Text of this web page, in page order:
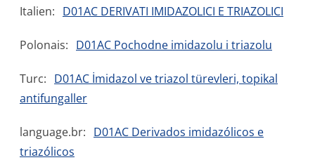
Italien: D01AC DERIVATI IMIDAZOLICI E TRIAZOLICI
Polonais: D01AC Pochodne imidazolu i triazolu
Turc: D01AC İmidazol ve triazol türevleri, topikal
antifungaller
language.br: D01AC Derivados imidazólicos e
triazólicos